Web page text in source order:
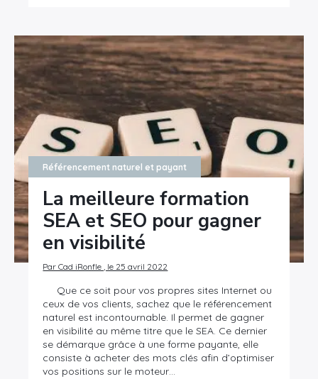
Référencement naturel et payant
La meilleure formation
SEA et SEO pour gagner
en visibilité
Par Cad iRonfle , le 25 avril 2022
Que ce soit pour vos propres sites Internet ou
ceux de vos clients, sachez que le référencement
naturel est incontournable. Il permet de gagner
en visibilité au même titre que le SEA. Ce dernier
se démarque grâce à une forme payante, elle
consiste à acheter des mots clés afin d’optimiser
vos positions sur le moteur…